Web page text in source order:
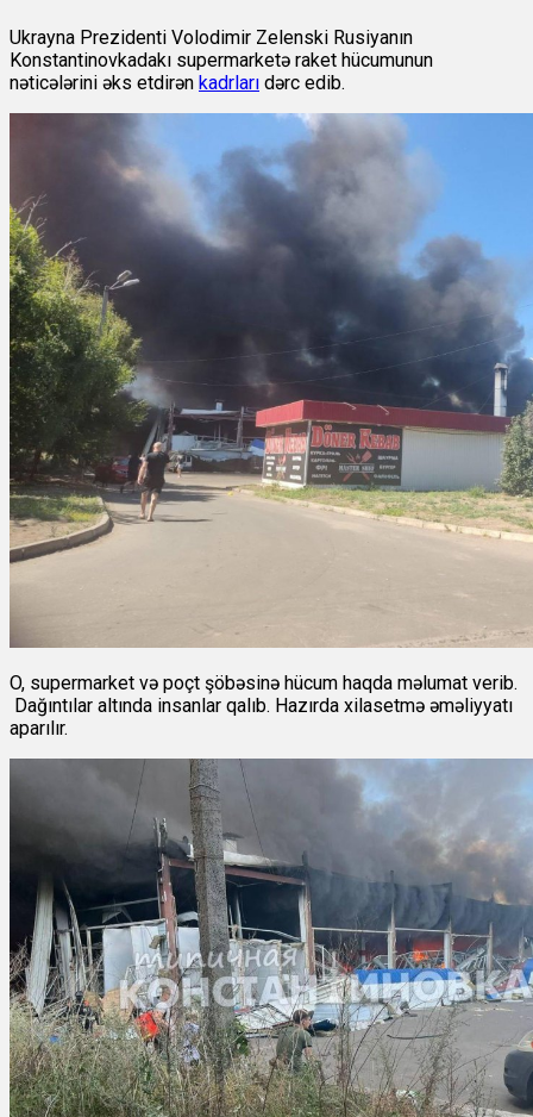
Ukrayna Prezidenti Volodimir Zelenski Rusiyanın
Konstantinovkadakı supermarketə raket hücumunun
nəticələrini əks etdirən kadrları dərc edib.
O, supermarket və poçt şöbəsinə hücum haqda məlumat verib.
Dağıntılar altında insanlar qalıb. Hazırda xilasetmə əməliyyatı
aparılır.